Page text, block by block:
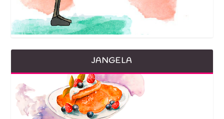
JANGELA